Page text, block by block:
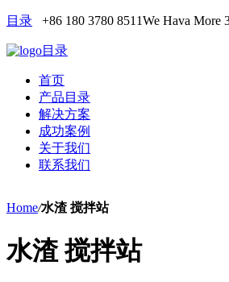
目录 +86 180 3780 8511We Hava More
目录
首页
产品目录
解决方案
成功案例
关于我们
联系我们
Home/水渣 搅拌站
水渣 搅拌站